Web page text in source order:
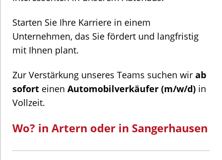
Starten Sie Ihre Karriere in einem
Unternehmen, das Sie fördert und langfristig
mit Ihnen plant.
Zur Verstärkung unseres Teams suchen wir ab
sofort einen Automobilverkäufer (m/w/d) in
Vollzeit.
Wo? in Artern oder in Sangerhausen